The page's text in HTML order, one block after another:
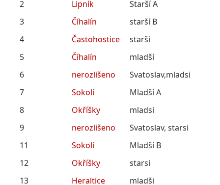
2
Lipník
Starší A
3
Číhalín
starší B
4
Častohostice
starši
5
Číhalín
mladší
6
nerozlišeno
Svatoslav,mladsi
7
Sokolí
Mladší A
8
Okříšky
mladsi
9
nerozlišeno
Svatoslav, starsi
11
Sokolí
Mladší B
12
Okříšky
starsi
13
Heraltice mladši